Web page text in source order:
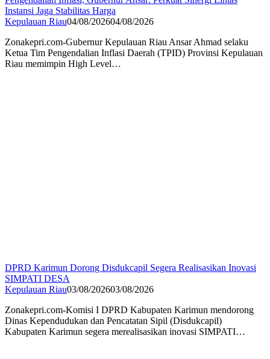
Instansi Jaga Stabilitas Harga
Kepulauan Riau04/08/202604/08/2026
Zonakepri.com-Gubernur Kepulauan Riau Ansar Ahmad selaku
Ketua Tim Pengendalian Inflasi Daerah (TPID) Provinsi Kepulauan
Riau memimpin High Level…
DPRD Karimun Dorong Disdukcapil Segera Realisasikan Inovasi
SIMPATI DESA
Kepulauan Riau03/08/202603/08/2026
Zonakepri.com-Komisi I DPRD Kabupaten Karimun mendorong
Dinas Kependudukan dan Pencatatan Sipil (Disdukcapil)
Kabupaten Karimun segera merealisasikan inovasi SIMPATI…